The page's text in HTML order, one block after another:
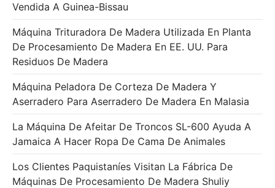
Vendida A Guinea-Bissau
Máquina Trituradora De Madera Utilizada En Planta
De Procesamiento De Madera En EE. UU. Para
Residuos De Madera
Máquina Peladora De Corteza De Madera Y
Aserradero Para Aserradero De Madera En Malasia
La Máquina De Afeitar De Troncos SL-600 Ayuda A
Jamaica A Hacer Ropa De Cama De Animales
Los Clientes Paquistaníes Visitan La Fábrica De
Máquinas De Procesamiento De Madera Shuliy